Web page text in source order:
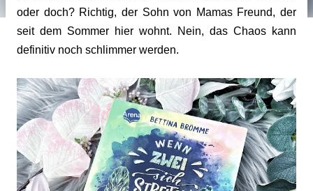
oder doch? Richtig, der Sohn von Mamas Freund, der
seit dem Sommer hier wohnt. Nein, das Chaos kann
definitiv noch schlimmer werden.